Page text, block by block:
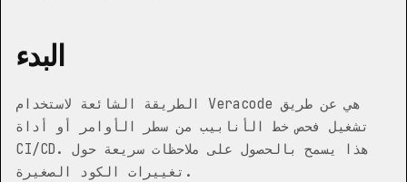
البدء
الطريقة الشائعة لاستخدام Veracode هي عن طريق
تشغيل فحص خط الأنابيب من سطر الأوامر أو أداة
CI/CD. هذا يسمح بالحصول على ملاحظات سريعة حول
تغييرات الكود الصغيرة.